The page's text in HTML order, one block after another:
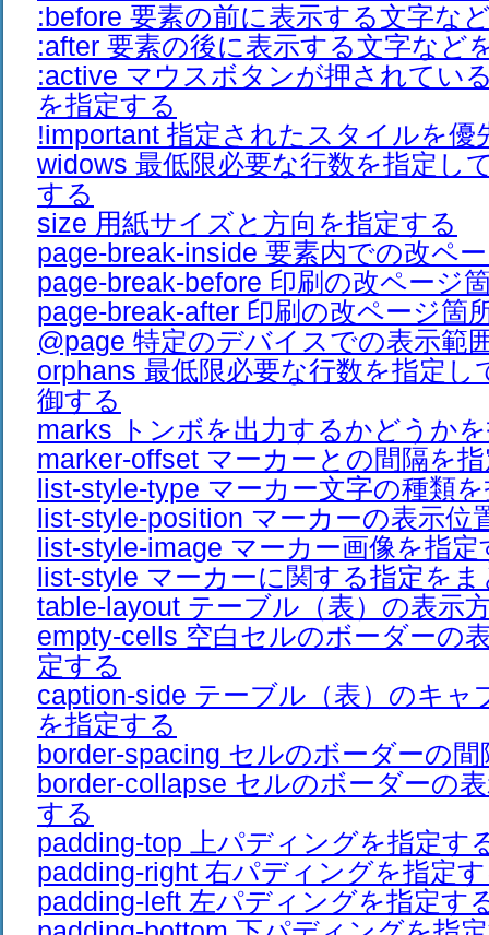
:before 要素の前に表示する文字な
:after 要素の後に表示する文字など
:active マウスボタンが押されてい
を指定する
!important 指定されたスタイルを優
widows 最低限必要な行数を指定し
する
size 用紙サイズと方向を指定する
page-break-inside 要素内での改ペ
page-break-before 印刷の改ページ
page-break-after 印刷の改ページ箇
@page 特定のデバイスでの表示範
orphans 最低限必要な行数を指定し
御する
marks トンボを出力するかどうか
marker-offset マーカーとの間隔を
list-style-type マーカー文字の種類
list-style-position マーカーの表示位
list-style-image マーカー画像を指定
list-style マーカーに関する指定を
table-layout テーブル（表）の表示
empty-cells 空白セルのボーダーの
定する
caption-side テーブル（表）のキャ
を指定する
border-spacing セルのボーダーの
border-collapse セルのボーダーの
する
padding-top 上パディングを指定す
padding-right 右パディングを指定
padding-left 左パディングを指定す